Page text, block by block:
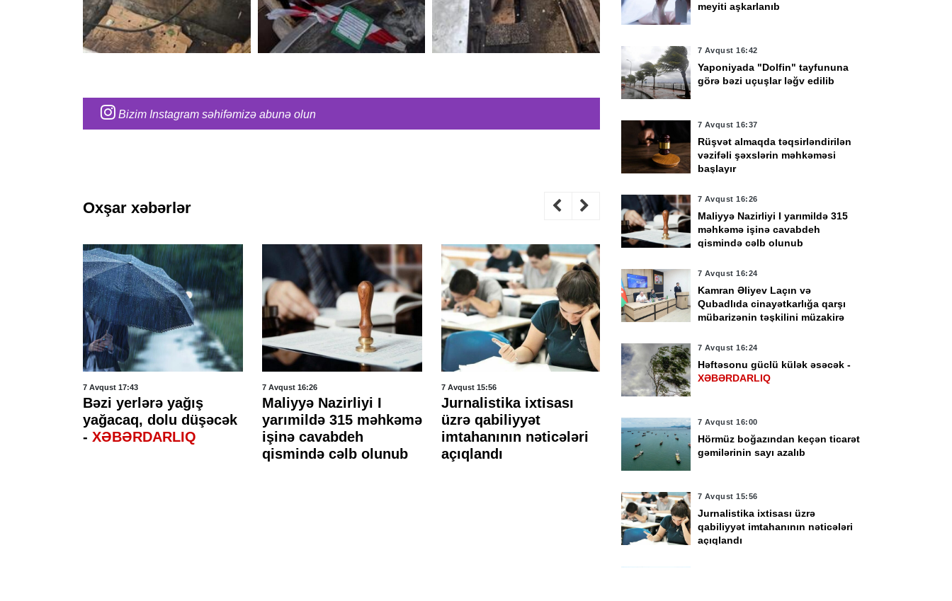
Bizim Instagram səhifəmizə abunə olun
Oxşar xəbərlər
7 Avqust 17:43
Bəzi yerlərə yağış
yağacaq, dolu düşəcək
- XƏBƏRDARLIQ
7 Avqust 16:26
Maliyyə Nazirliyi I
yarımildə 315 məhkəmə
işinə cavabdeh
qismində cəlb olunub
7 Avqust 15:56
Jurnalistika ixtisası
üzrə qabiliyyət
imtahanının nəticələri
açıqlandı
7 Avqust 15:38
məharət dərəcələri üzrə
sınaq imtahanları
keçirilir
meyiti aşkarlanıb
7 Avqust 16:42
Yaponiyada "Dolfin" tayfununa
görə bəzi uçuşlar ləğv edilib
7 Avqust 16:37
Rüşvət almaqda təqsirləndirilən
vəzifəli şəxslərin məhkəməsi
başlayır
7 Avqust 16:26
Maliyyə Nazirliyi I yarımildə 315
məhkəmə işinə cavabdeh
qismində cəlb olunub
7 Avqust 16:24
Kamran Əliyev Laçın və
Qubadlıda cinayətkarlığa qarşı
mübarizənin təşkilini müzakirə
7 Avqust 16:24
Həftəsonu güclü külək əsəcək -
XƏBƏRDARLIQ
7 Avqust 16:00
Hörmüz boğazından keçən ticarət
gəmilərinin sayı azalıb
7 Avqust 15:56
Jurnalistika ixtisası üzrə
qabiliyyət imtahanının nəticələri
açıqlandı